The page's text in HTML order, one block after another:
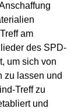
am
des SPD-
um sich von
zu lassen und
Treff zu
und